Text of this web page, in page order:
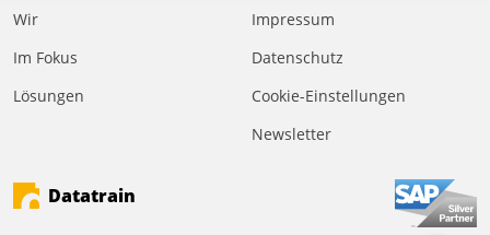
profitieren: Die nahtlose
Integration der Lösungen
Datatrain ermöglicht
Mieterbefragungen – eine
starke Grundlage für
Wir
Im Fokus
Lösungen
Impressum
Datenschutz
Cookie-Einstellungen
Newsletter
Datatrain